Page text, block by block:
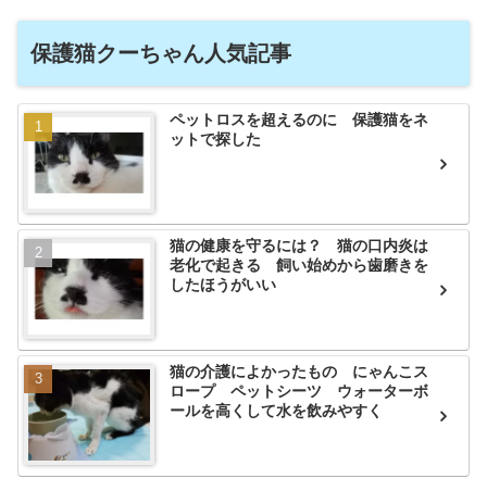
保護猫クーちゃん人気記事
ペットロスを超えるのに 保護猫をネ
ットで探した
猫の健康を守るには？ 猫の口内炎は
老化で起きる 飼い始めから歯磨きを
したほうがいい
猫の介護によかったもの にゃんこス
ロープ ペットシーツ ウォーターボ
ールを高くして水を飲みやすく